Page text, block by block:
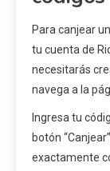
Para canjear
tu cuenta de
necesitarás
navega a la
Ingresa tu
botón
exactamente